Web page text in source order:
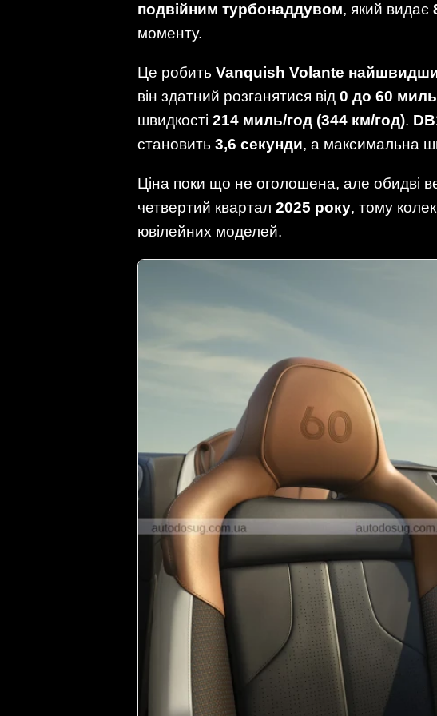
подвійним турбонаддувом, який видає
моменту.
Це робить Vanquish Volante
він здатний розганятися від 0 до 60
швидкості 214 миль/год (344 км/год).
становить 3,6 секунди, а максимальна
Ціна поки що не оголошена, але обидві
четвертий квартал 2025 року, тому
ювілейних моделей.